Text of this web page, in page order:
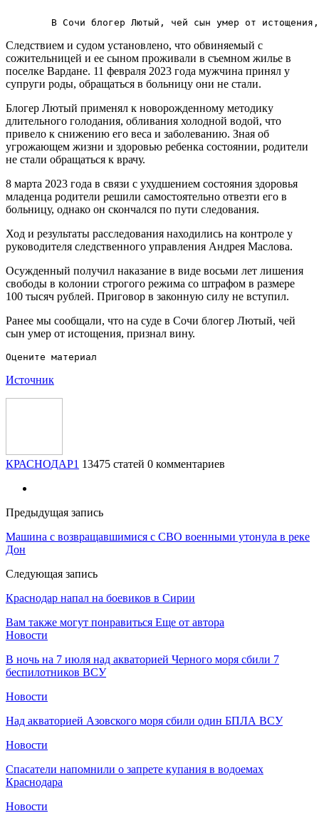
Следствием и судом установлено, что обвиняемый с
сожительницей и ее сыном проживали в съемном жилье в
поселке Вардане. 11 февраля 2023 года мужчина принял у
супруги роды, обращаться в больницу они не стали.
Блогер Лютый применял к новорожденному методику
длительного голодания, обливания холодной водой, что
привело к снижению его веса и заболеванию. Зная об
угрожающем жизни и здоровью ребенка состоянии, родители
не стали обращаться к врачу.
8 марта 2023 года в связи с ухудшением состояния здоровья
младенца родители решили самостоятельно отвезти его в
больницу, однако он скончался по пути следования.
Ход и результаты расследования находились на контроле у
руководителя следственного управления Андрея Маслова.
Осужденный получил наказание в виде восьми лет лишения
свободы в колонии строгого режима со штрафом в размере
100 тысяч рублей. Приговор в законную силу не вступил.
Ранее мы сообщали, что на суде в Сочи блогер Лютый, чей
сын умер от истощения, признал вину.
Источник
КРАСНОДАР1 13475 статей 0 комментариев
Предыдущая запись
Машина с возвращавшимися с СВО военными утонула в реке
Дон
Следующая запись
Краснодар напал на боевиков в Сирии
Вам также могут понравиться Еще от автора
Новости
В ночь на 7 июля над акваторией Черного моря сбили 7
беспилотников ВСУ
Новости
Над акваторией Азовского моря сбили один БПЛА ВСУ
Новости
Спасатели напомнили о запрете купания в водоемах
Краснодара
Новости